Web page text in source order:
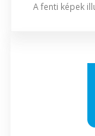
A fenti képek